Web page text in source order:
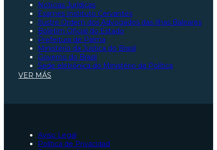
Notícias Jurídicas
Exames Instituto Cervantes
Ilustre Ordem dos Advogados das Ilhas Baleares
Boletim Oficial do Estado
Prefeitura de Palma
Ministério da Justiça do Brasil
Governo do Brasil
Sede eletrônica do Ministério da Política
Ilustre Ordem dos Advogados de São Paulo
Ilustre Ordem dos Advogados de Saragoça
Advogados para tramitação de nacionalidade
VER MÁS
Aviso Legal
Política de Privacidad